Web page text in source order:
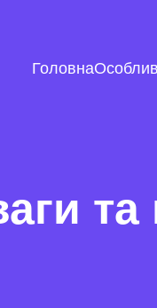
Головна
та